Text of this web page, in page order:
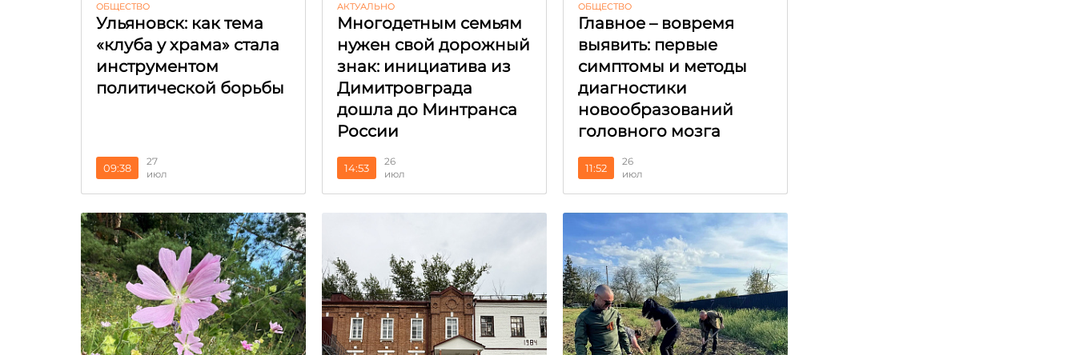
ОБЩЕСТВО
Ульяновск: как тема
«клуба у храма» стала
инструментом
политической борьбы
09:38
27
июл
АКТУАЛЬНО
Многодетным семьям
нужен свой дорожный
знак: инициатива из
Димитровграда
дошла до Минтранса
России
14:53
26
июл
ОБЩЕСТВО
Главное – вовремя
выявить: первые
симптомы и методы
диагностики
новообразований
головного мозга
11:52
26
июл